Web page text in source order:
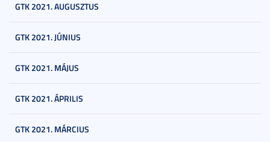
GTK 2021. AUGUSZTUS
GTK 2021. JÚNIUS
GTK 2021. MÁJUS
GTK 2021. ÁPRILIS
GTK 2021. MÁRCIUS